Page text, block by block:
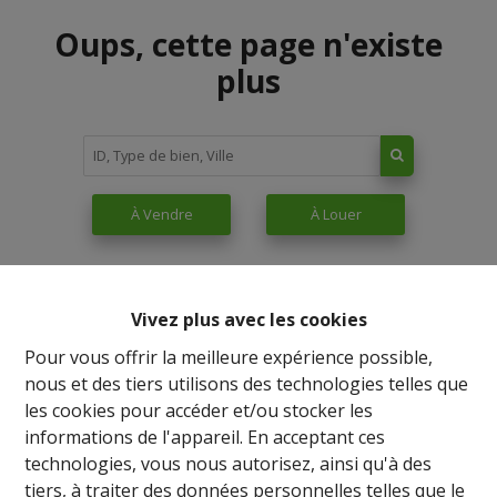
Vivez plus avec les cookies
Pour vous offrir la meilleure expérience possible,
nous et des tiers utilisons des technologies telles que
les cookies pour accéder et/ou stocker les
informations de l'appareil. En acceptant ces
technologies, vous nous autorisez, ainsi qu'à des
tiers, à traiter des données personnelles telles que le
Oups, cette page n'existe
plus
À Vendre À Louer